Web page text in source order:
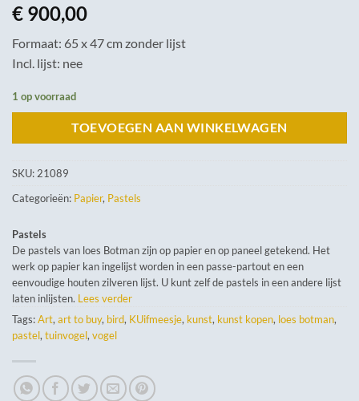
€ 900,00
Formaat: 65 x 47 cm zonder lijst
Incl. lijst: nee
1 op voorraad
TOEVOEGEN AAN WINKELWAGEN
SKU:21089
Categorieën: Papier, Pastels
Pastels
De pastels van loes Botman zijn op papier en op paneel getekend. Het
werk op papier kan ingelijst worden in een passe-partout en een
eenvoudige houten zilveren lijst. U kunt zelf de pastels in een andere lijst
laten inlijsten. Lees verder
Tags:Art, art to buy, bird, KUifmeesje, kunst, kunst kopen, loes botman,
pastel, tuinvogel, vogel